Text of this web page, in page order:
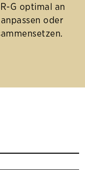
G optimal an
oder